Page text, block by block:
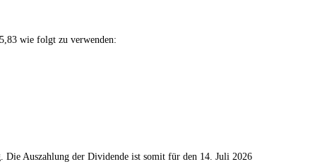
wie folgt zu verwenden:
Die Auszahlung der Dividende ist somit für den 14. Juli 2026